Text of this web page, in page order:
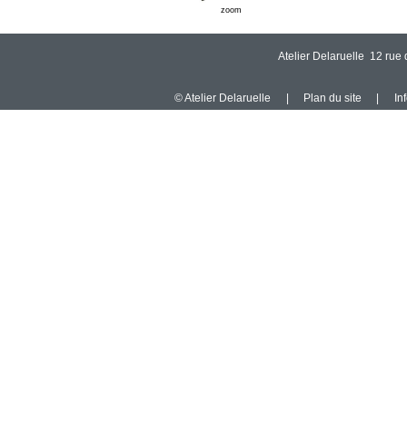
zoom
Atelier Delaruelle 12 rue
© Atelier Delaruelle | Plan du site |